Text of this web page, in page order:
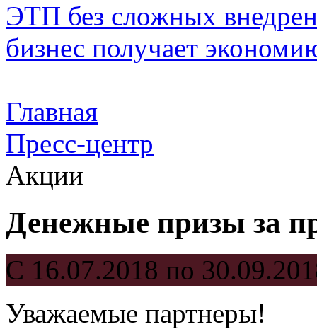
ЭТП без сложных
бизнес получает
Главная
Пресс-центр
Акции
Денежные призы за
С 16.07.2018 по
Уважаемые партнеры!